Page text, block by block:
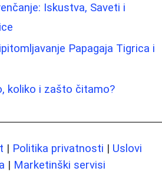
Iskustva, Saveti i
Papagaja Tigrica i
koliko i zašto čitamo?
| Politika privatnosti | Uslovi
| Marketinški servisi